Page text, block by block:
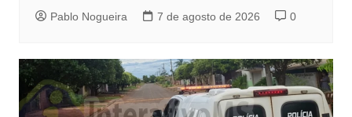
Pablo Nogueira 7 de agosto de 2026 0